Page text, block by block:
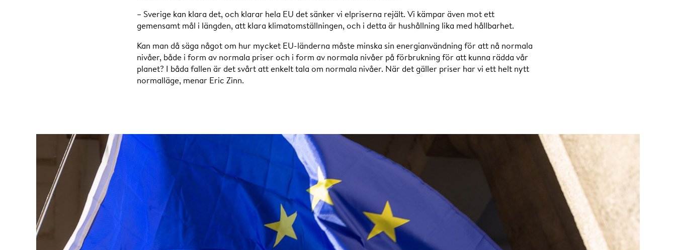
– Sverige kan klara det, och klarar hela EU det sänker vi elpriserna rejält. Vi kämpar även mot ett
gemensamt mål i längden, att klara klimatomställningen, och i detta är hushållning lika med hållbarhet.
Kan man då säga något om hur mycket EU-länderna måste minska sin energianvändning för att nå normala
nivåer, både i form av normala priser och i form av normala nivåer på förbrukning för att kunna rädda vår
planet? I båda fallen är det svårt att enkelt tala om normala nivåer. När det gäller priser har vi ett helt nytt
normalläge, menar Eric Zinn.